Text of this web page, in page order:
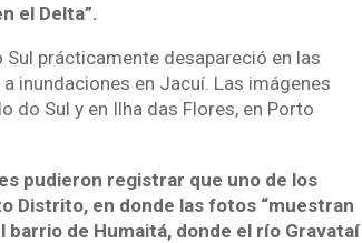
el Delta”.
prácticamente desapareció en las
inundaciones en Jacuí. Las imágenes
do Sul y en Ilha das Flores, en Porto
pudieron registrar que uno de los
Distrito, en donde las fotos “muestran
barrio de Humaitá, donde el río Gravataí